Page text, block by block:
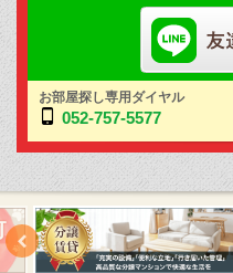
お部屋探し専用ダイヤル
052-757-5577